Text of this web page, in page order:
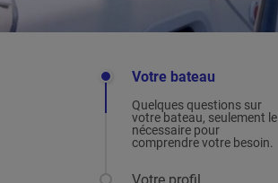
Votre bateau
Quelques questions sur
votre bateau, seulement le
nécessaire pour
comprendre votre besoin.